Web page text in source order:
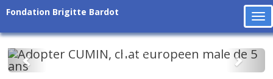
Fondation Brigitte Bardot
Précédent